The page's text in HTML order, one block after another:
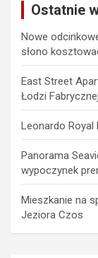
Ostatnie
Nowe
słono
East Street
Łodzi
Leonardo Royal
Panorama
wypoczynek
Mieszkanie na
Jeziora Czos